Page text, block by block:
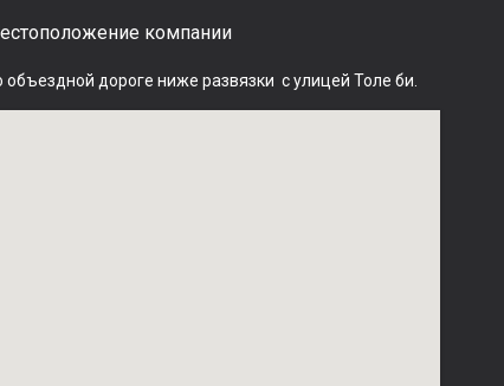
компании
объездной дороге ниже развязки  с улицей Толе би.